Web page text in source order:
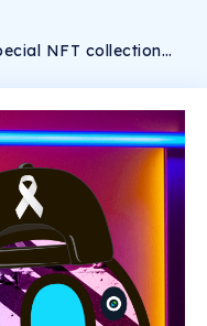
NFT collection
giving out these NFTs
Learn more at
us on social at
company/eonhealth/
eonhealth